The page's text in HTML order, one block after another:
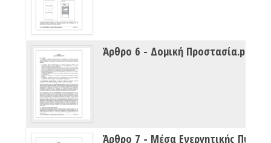
Άρθρο 6 - Δομική Προστασία.pdf